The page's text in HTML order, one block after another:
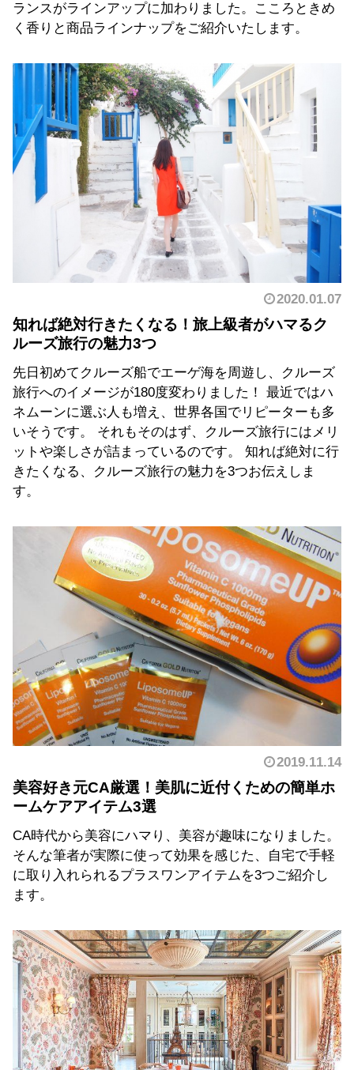
ランスがラインアップに加わりました。こころときめ
く香りと商品ラインナップをご紹介いたします。
2020.01.07
知れば絶対行きたくなる！旅上級者がハマるク
ルーズ旅行の魅力3つ
先日初めてクルーズ船でエーゲ海を周遊し、クルーズ
旅行へのイメージが180度変わりました！ 最近ではハ
ネムーンに選ぶ人も増え、世界各国でリピーターも多
いそうです。 それもそのはず、クルーズ旅行にはメリ
ットや楽しさが詰まっているのです。 知れば絶対に行
きたくなる、クルーズ旅行の魅力を3つお伝えしま
す。
2019.11.14
美容好き元CA厳選！美肌に近付くための簡単ホ
ームケアアイテム3選
CA時代から美容にハマり、美容が趣味になりました。
そんな筆者が実際に使って効果を感じた、自宅で手軽
に取り入れられるプラスワンアイテムを3つご紹介し
ます。